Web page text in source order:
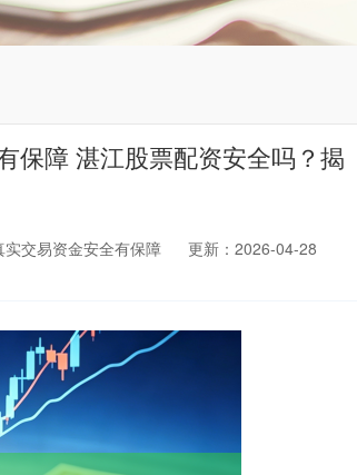
保障 湛江股票配资安全吗？揭
交易资金安全有保障
更新：2026-04-28